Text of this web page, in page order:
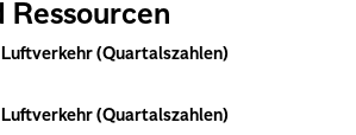
Ressourcen
(Quartalszahlen)
(Quartalszahlen)